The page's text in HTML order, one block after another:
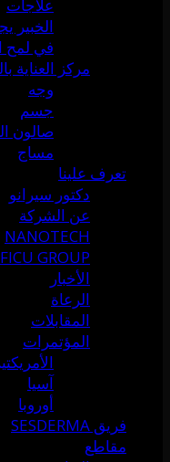
علاجات
الخبير
في لمح
مركز العناية
وجه
جسم
صالون
مساج
تعرف علينا
دكتور سيرانو
عن الشركة
NANOTECH
GROUP
الأخبار
الرعاة
المقابلات
المؤتمرات
آسيا
أوروبا
فريق SESDERMA
مقاطع